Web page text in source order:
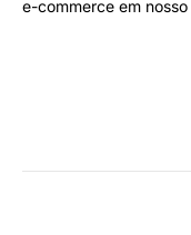
e-commerce em nosso